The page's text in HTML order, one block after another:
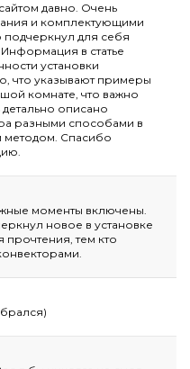
давно. Очень
и комплектующими
подчеркнул для себя
в статье
установки
что указывают примеры
комнате, что важно
описано
разными способами в
методом. Спасибо
моменты включены.
новое в установке
тем кто